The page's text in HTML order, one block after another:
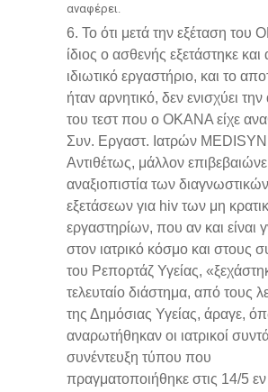
αναφέρει.
6. Το ότι μετά την εξέταση
ίδιος ο ασθενής εξετάστηκε
ιδιωτικό εργαστήριο, και το
ήταν αρνητικό, δεν ενισχύει την
του τεστ που ο ΟΚΑΝΑ είχε
Συν. Εργαστ. Ιατρών
Αντιθέτως, μάλλον
αναξιοπιστία των διαγνωστικών
εξετάσεων για hiv των μη
εργαστηρίων, που αν και είναι
στον ιατρικό κόσμο και στους
του Ρεπορτάζ Υγείας,
τελευταίο διάστημα, από τους
της Δημόσιας Υγείας, άραγε,
αναρωτήθηκαν οι ιατρικοί
συνέντευξη τύπου που
πραγματοποιήθηκε στις 14/5 εν